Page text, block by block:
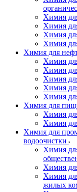
Химия
Химия
Химия
Химия
Химия для
Химия
Химия
Химия
Химия
Химия
Химия для
Химия
Химия
Химия для
водоочистки
Химия
Химия
Химия
жилых